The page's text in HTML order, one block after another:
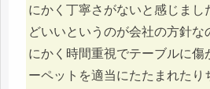
にかく丁寧さがないと感じまし
どいいというのが会社の方針な
にかく時間重視でテーブルに傷
ーペットを適当にたたまれたり